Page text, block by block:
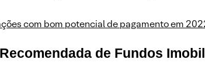
com bom potencial de pagamento em
de Fundos